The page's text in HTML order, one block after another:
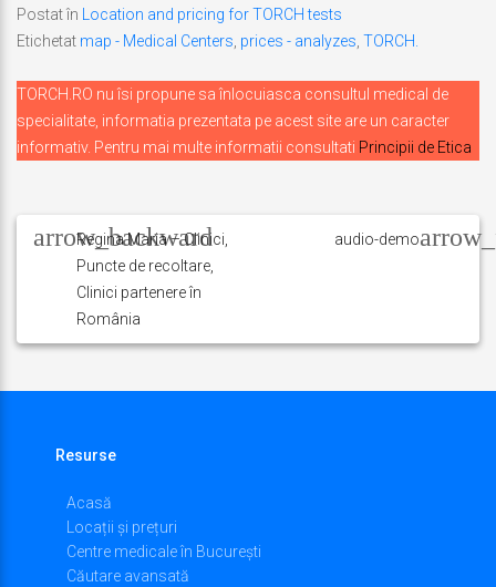
Postat în
Location and pricing for TORCH tests
Etichetat map - Medical Centers prices - analyzes TORCH.
TORCH.RO nu îsi propune sa înlocuiasca consultul medical de
specialitate, informatia prezentata pe acest site are un caracter
informativ. Pentru mai multe informatii consultati Principii de Etica
în
articole
Regina Maria – Clinici,
Puncte de recoltare,
Clinici partenere în
România
audio-demo
Resurse
Acasă
Locații și prețuri
Centre medicale în București
Căutare avansată